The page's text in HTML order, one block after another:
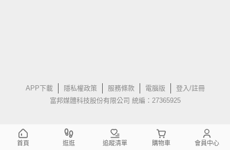
APP下載 隱私權政策 服務條款 電腦版
登入/註冊
富邦媒體科技股份有限公司 統編：27365925
首頁 逛逛 追蹤清單 購物車 會員中心